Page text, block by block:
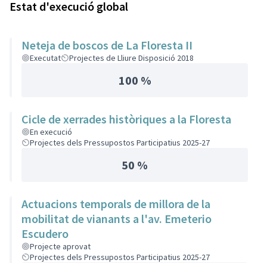
Estat d'execució global
Neteja de boscos de La Floresta II
Executat Projectes de Lliure Disposició 2018
100 %
Cicle de xerrades històriques a la Floresta
En execució
Projectes dels Pressupostos Participatius 2025-27
50 %
Actuacions temporals de millora de la
mobilitat de vianants a l'av. Emeterio
Escudero
Projecte aprovat
Projectes dels Pressupostos Participatius 2025-27